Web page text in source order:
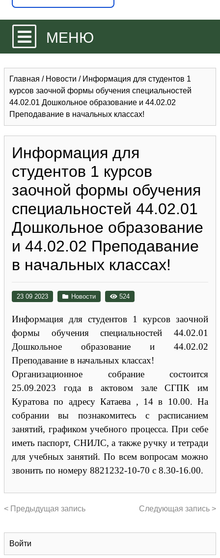
МЕНЮ
Войти
Главная / Новости / Информация для студентов 1
курсов заочной формы обучения специальностей
44.02.01 Дошкольное образование и 44.02.02
Преподавание в начальных классах!
Информация для
студентов 1 курсов
заочной формы обучения
специальностей 44.02.01
Дошкольное образование
и 44.02.02 Преподавание
в начальных классах!
23 09 2023 Новости 524
Информация для студентов 1 курсов заочной
формы обучения специальностей 44.02.01
Дошкольное образование и 44.02.02
Преподавание в начальных классах!
Организационное собрание состоится
25.09.2023 года в актовом зале СГПК им
Куратова по адресу Катаева , 14 в 10.00. На
собрании вы познакомитесь с расписанием
занятий, графиком учебного процесса. При себе
иметь паспорт, СНИЛС, а также ручку и тетради
для учебных занятий. По всем вопросам можно
звонить по номеру 8821232-10-70 с 8.30-16.00.
< Предыдущая запись Следующая запись >